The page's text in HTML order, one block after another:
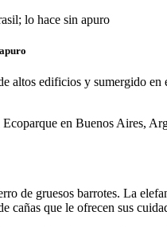
lo hace sin apuro
altos edificios y sumergido
en Buenos Aires,
de gruesos barrotes. La
cañas que le ofrecen sus